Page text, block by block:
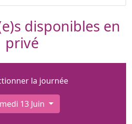
disponibles en
privé
la journée
13 Juin